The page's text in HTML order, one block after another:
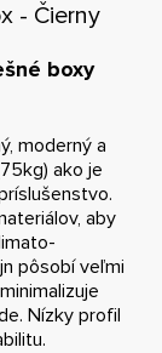
- Čierny
boxy
moderný a
ako je
aby
pôsobí veľmi
Nízky profil